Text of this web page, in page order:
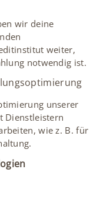
wir deine
weiter,
notwendig ist.
unserer
Dienstleistern
wie z. B. für